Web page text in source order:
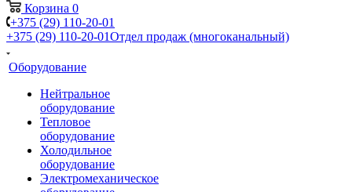
Корзина 0
+375 (29) 110-20-01
+375 (29) 110-20-01Отдел продаж (многоканальный)
Оборудование
Нейтральное
оборудование
Тепловое
оборудование
Холодильное
оборудование
Электромеханическое